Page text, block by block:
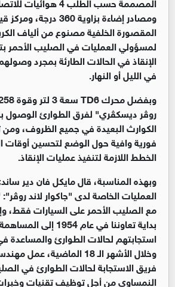
ومصادر إضاءة بزاوية 360
المقصورة الخلفية مصنوع من ألياف
لمسؤولي العمليات في الصليب الأحمر
الإنقاذ في الحالات الطارئة بمجرد
في الليل أو النهار.
روڤر ديسكڤري" لفرق الطوارئ الوصول
الكوارث البعيدة في جميع الظروف،
فورية وافية حول الوضع لتحسين أوقات
الخطط اللازمة لتنفيذ عمليات الإنقاذ.
وبهذه المناسبة، قال مايكل فان دير
العمليات الخاصة لدى "جاكوار لاند
مع الصليب الأحمر على السيارات فقط،
بداية تعاوننا في عام
استجابتهم لحالات الطوارئ والمساعدة في
وخلال الأشهر الـ 18
فريق الاستجابة لحالات الطوارئ في
النمساوي من أجل توظيف تقنيات